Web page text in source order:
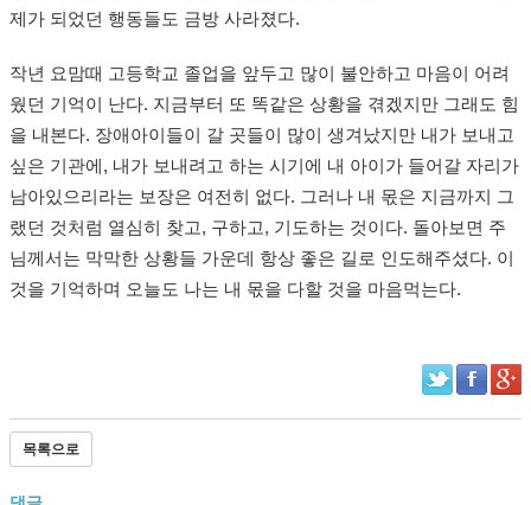
제가 되었던 행동들도 금방 사라졌다.
작년 요맘때 고등학교 졸업을 앞두고 많이 불안하고 마음이 어려
웠던 기억이 난다. 지금부터 또 똑같은 상황을 겪겠지만 그래도 힘
을 내본다. 장애아이들이 갈 곳들이 많이 생겨났지만 내가 보내고
싶은 기관에, 내가 보내려고 하는 시기에 내 아이가 들어갈 자리가
남아있으리라는 보장은 여전히 없다. 그러나 내 몫은 지금까지 그
랬던 것처럼 열심히 찾고, 구하고, 기도하는 것이다. 돌아보면 주
님께서는 막막한 상황들 가운데 항상 좋은 길로 인도해주셨다. 이
것을 기억하며 오늘도 나는 내 몫을 다할 것을 마음먹는다.
목록으로